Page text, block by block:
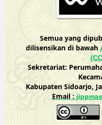
Semua yang
dilisensikan di bawah
Sekretariat:
Kabupaten Sidoarjo,
Email :